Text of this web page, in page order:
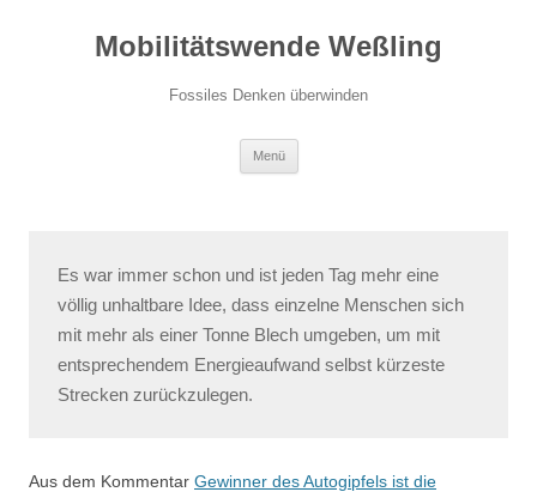
Mobilitätswende Weßling
Fossiles Denken überwinden
Menü
Es war immer schon und ist jeden Tag mehr eine
völlig unhaltbare Idee, dass einzelne Menschen sich
mit mehr als einer Tonne Blech umgeben, um mit
entsprechendem Energieaufwand selbst kürzeste
Strecken zurückzulegen.
Aus dem Kommentar Gewinner des Autogipfels ist die